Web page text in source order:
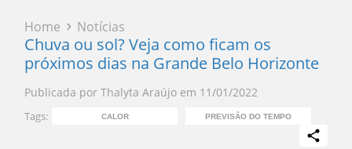
Home Notícias
Chuva ou sol? Veja como ficam os
próximos dias na Grande Belo Horizonte
Publicada por Thalyta Araújo em 11/01/2022
Tags: CALOR PREVISÃO DO TEMPO